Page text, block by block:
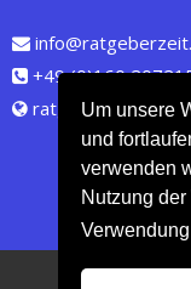
Um unsere
und
verwenden
Nutzung
+49 (0)160
ratgeberzeit.de
Copyright © 2026